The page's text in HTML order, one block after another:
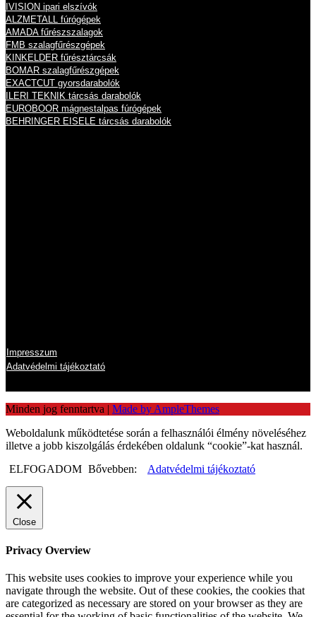
IVISION ipari elszívók
ALZMETALL fúrógépek
AMADA fűrészszalagok
FMB szalagfűrészgépek
KINKELDER fűrésztárcsák
BOMAR szalagfűrészgépek
EXACTCUT gyorsdarabolók
ILERI TEKNIK tárcsás darabolók
EUROBOOR mágnestalpas fúrógépek
BEHRINGER EISELE tárcsás darabolók
Impresszum
Adatvédelmi tájékoztató
Minden jog fenntartva | Made by AmpleThemes
Weboldalunk működtetése során a felhasználói élmény növeléséhez
illetve a jobb kiszolgálás érdekében oldalunk “cookie”-kat használ.
ELFOGADOM Bővebben: Adatvédelmi tájékoztató
Close
Privacy Overview
This website uses cookies to improve your experience while you
navigate through the website. Out of these cookies, the cookies that
are categorized as necessary are stored on your browser as they are